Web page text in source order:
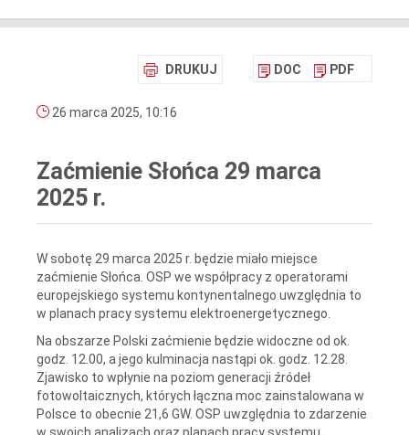
DRUKUJ DOC PDF
26 marca 2025, 10:16
Zaćmienie Słońca 29 marca
2025 r.
W sobotę 29 marca 2025 r. będzie miało miejsce
zaćmienie Słońca. OSP we współpracy z operatorami
europejskiego systemu kontynentalnego uwzględnia to
w planach pracy systemu elektroenergetycznego.
Na obszarze Polski zaćmienie będzie widoczne od ok.
godz. 12.00, a jego kulminacja nastąpi ok. godz. 12.28.
Zjawisko to wpłynie na poziom generacji źródeł
fotowoltaicznych, których łączna moc zainstalowana w
Polsce to obecnie 21,6 GW. OSP uwzględnia to zdarzenie
w swoich analizach oraz planach pracy systemu.